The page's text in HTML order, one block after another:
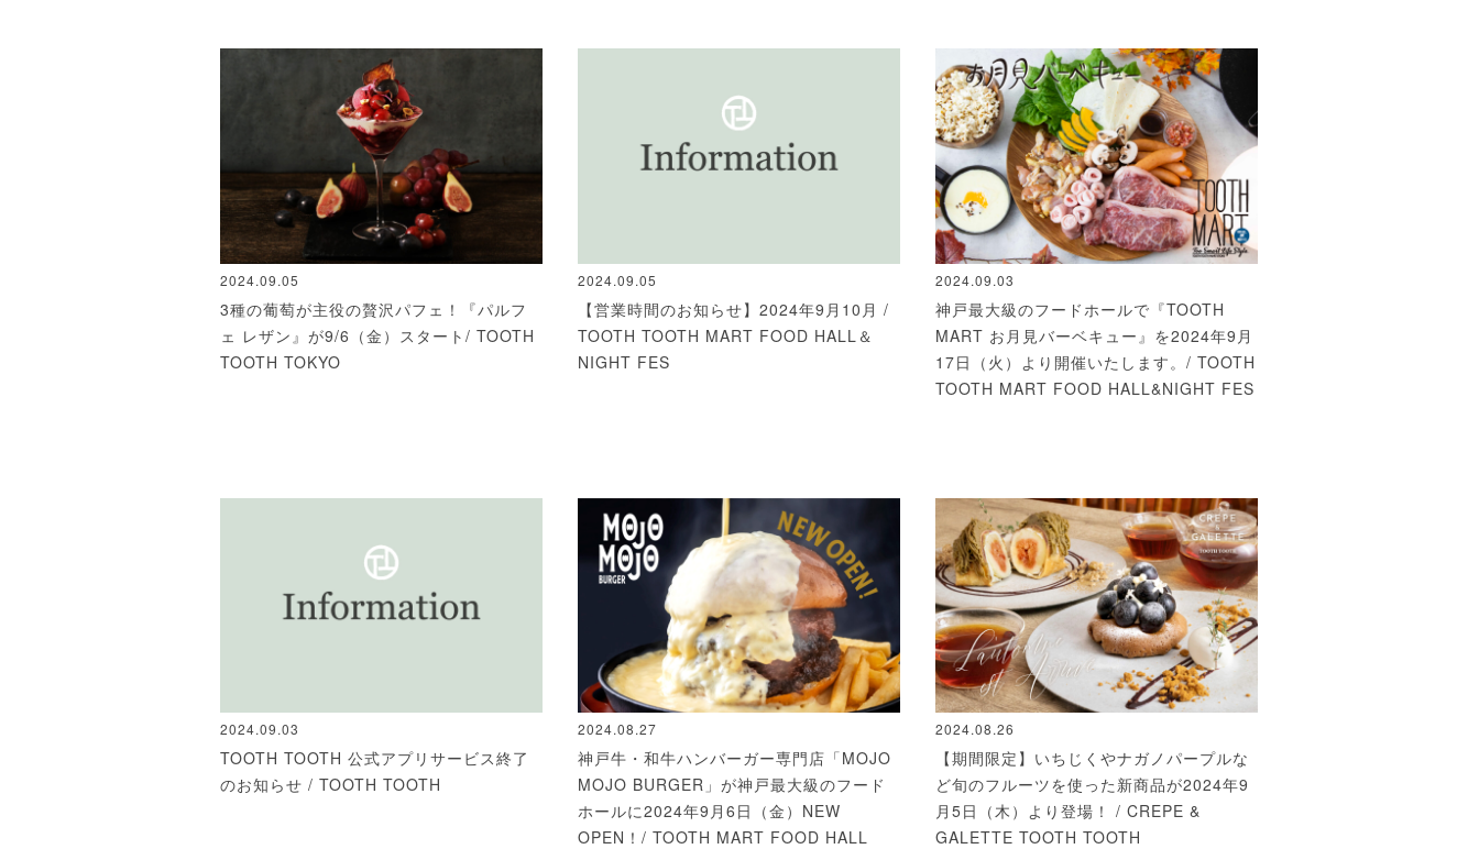
2024.09.05
3種の葡萄が主役の贅沢パフェ！『パルフ
ェ レザン』が9/6（金）スタート/ TOOTH
TOOTH TOKYO
2024.09.05
【営業時間のお知らせ】2024年9月10月 /
TOOTH TOOTH MART FOOD HALL＆
NIGHT FES
2024.09.03
神戸最大級のフードホールで『TOOTH
MART お月見バーベキュー』を2024年9月
17日（火）より開催いたします。/ TOOTH
TOOTH MART FOOD HALL&NIGHT FES
2024.09.03
TOOTH TOOTH 公式アプリサービス終了
のお知らせ / TOOTH TOOTH
2024.08.27
神戸牛・和牛ハンバーガー専門店「MOJO
MOJO BURGER」が神戸最大級のフード
ホールに2024年9月6日（金）NEW
OPEN！/ TOOTH MART FOOD HALL
2024.08.26
【期間限定】いちじくやナガノパープルな
ど旬のフルーツを使った新商品が2024年9
月5日（木）より登場！ / CREPE &
GALETTE TOOTH TOOTH